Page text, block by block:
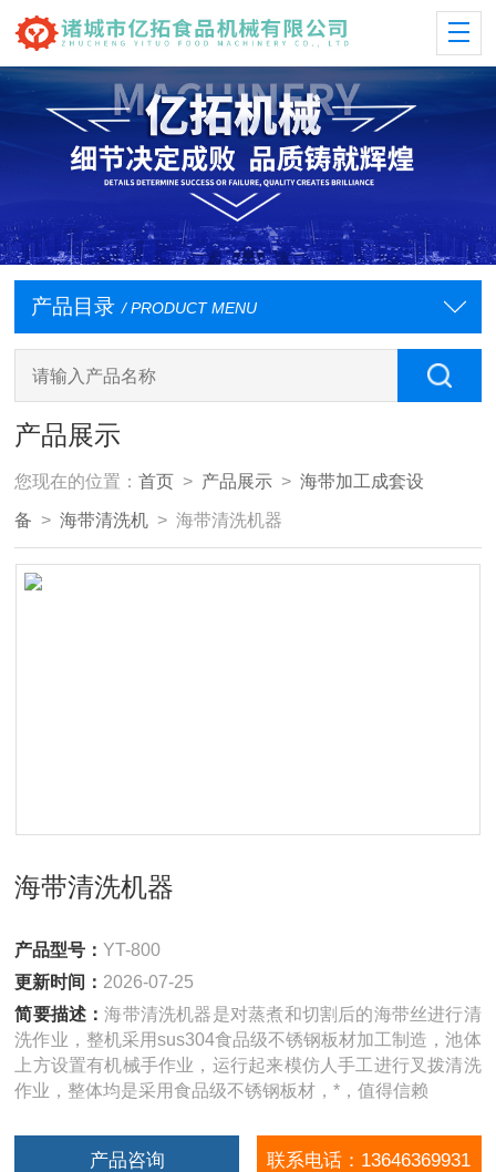
产品目录 / PRODUCT MENU
产品展示
您现在的位置：首页 > 产品展示 >海带加工成套设
备 >海带清洗机 > 海带清洗机器
海带清洗机器
产品型号：YT-800
更新时间： 2026-07-25
简要描述：海带清洗机器是对蒸煮和切割后的海带丝进行清
洗作业，整机采用sus304食品级不锈钢板材加工制造，池体
上方设置有机械手作业，运行起来模仿人手工进行叉拨清洗
作业，整体均是采用食品级不锈钢板材，*，值得信赖
产品咨询 联系电话：13646369931